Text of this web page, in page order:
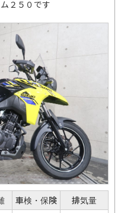
２５０です
車検・保険
排気量